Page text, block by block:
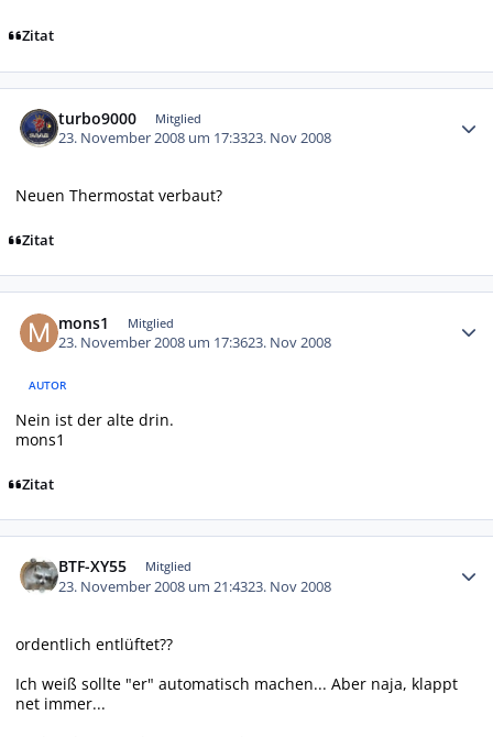
Zitat
turbo9000 Mitglied
23. November 2008 um 17:3323. Nov 2008
Neuen Thermostat verbaut?
Zitat
mons1 Mitglied
23. November 2008 um 17:3623. Nov 2008
AUTOR
Nein ist der alte drin.
mons1
Zitat
BTF-XY55 Mitglied
23. November 2008 um 21:4323. Nov 2008
ordentlich entlüftet??
Ich weiß sollte "er" automatisch machen... Aber naja, klappt
net immer...